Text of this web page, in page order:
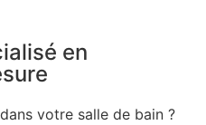
en
votre salle de bain ?